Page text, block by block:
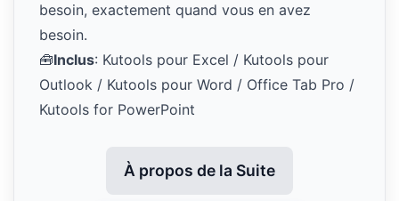
besoin, exactement quand vous en avez
besoin.
🧰Inclus: Kutools pour Excel / Kutools pour
Outlook / Kutools pour Word / Office Tab Pro /
Kutools for PowerPoint
À propos de la Suite